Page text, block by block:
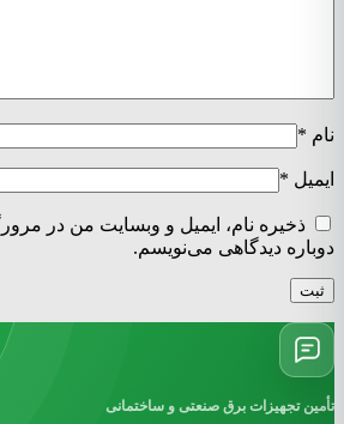
نام *
ایمیل *
ذخیره نام، ایمیل و وبسایت من در
دوباره دیدگاهی می‌نویسم.
تأمین تجهیزات برق صنعتی و ساختمانی